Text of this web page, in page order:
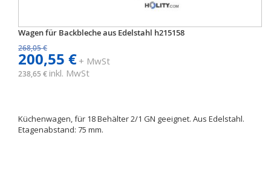
Wagen für Backbleche aus Edelstahl h215158
268,05 €
200,55 €+ MwSt
238,65 € inkl. MwSt
Küchenwagen, für 18 Behälter 2/1 GN geeignet. Aus Edelstahl.
Etagenabstand: 75 mm.